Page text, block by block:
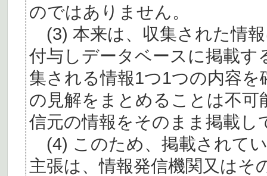
のではありません。
(3) 本来は、収集された情
付与しデータベースに掲載
集される情報1つ1つの内容
の見解をまとめることは不
信元の情報をそのまま掲載し
(4) このため、掲載されて
主張は、情報発信機関又はそ